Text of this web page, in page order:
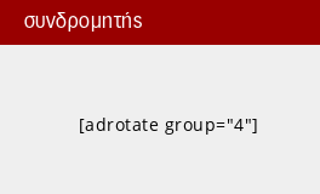
συνδρομητής
[adrotate group="4"]